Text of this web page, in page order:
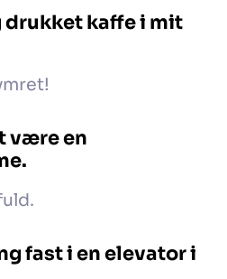
drukket kaffe i mit
være en
fast i en elevator i